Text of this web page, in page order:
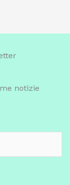
notizie